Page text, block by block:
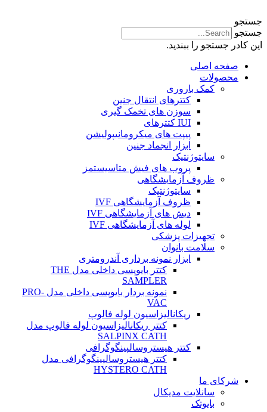
جستجو
جستجو
این کادر جستجو را ببندید.
صفحه اصلی
محصولات
کمک باروری
کتترهای انتقال جنین
سوزن های تخمک گیری
IUI کتترهای
پیپت های میکرومانیپولیشن
ابزار انجماد جنین
سایتوژنتیک
پروب های فیش متاسیستمز
ظروف آزمایشگاهی
سایتوژنتیک
ظروف آزمایشگاهی IVF
دیش های آزمایشگاهی IVF
لوله های آزمایشگاهی IVF
تجهیزات پزشکی
سلامت بانوان
ابزار نمونه برداری آندرومتری
کتتر بایوپسی داخلی مدل THE
SAMPLER
نمونه بردار بایوپسی داخلی مدل PRO-
VAC
ریکانالیزاسیون لوله فالوپ
کتتر ریکانالیزاسیون لوله فالوپ مدل
SALPINX CATH
کتتر هیستروسالپینگوگرافی
کتتر هیستروسالپینگوگرافی مدل
HYSTERO CATH
شرکای ما
سانلایت مدیکال
بایوتک